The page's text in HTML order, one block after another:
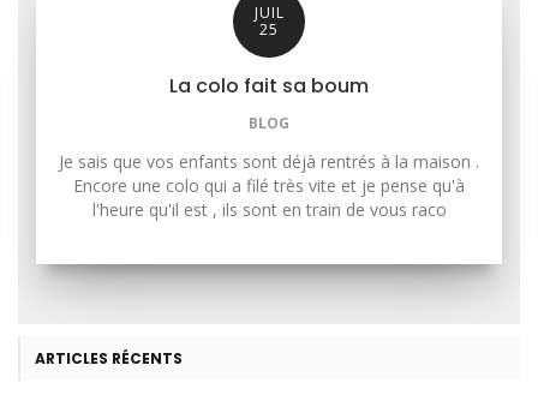
JUIL
25
La colo fait sa boum
BLOG
Je sais que vos enfants sont déjà rentrés à la maison .
Encore une colo qui a filé très vite et je pense qu'à
l'heure qu'il est , ils sont en train de vous raco
ARTICLES RÉCENTS